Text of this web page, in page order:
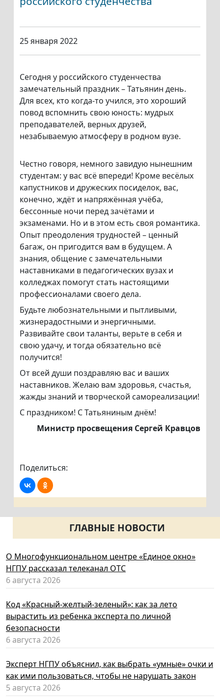
25 января 2022
Сегодня у российского студенчества
замечательный праздник – Татьянин день.
Для всех, кто когда-то учился, это хороший
повод вспомнить свою юность: мудрых
преподавателей, верных друзей,
незабываемую атмосферу в родном вузе.
Честно говоря, немного завидую нынешним
студентам: у вас всё впереди! Кроме весёлых
капустников и дружеских посиделок, вас,
конечно, ждёт и напряжённая учёба,
бессонные ночи перед зачётами и
экзаменами. Но и в этом есть своя романтика.
Опыт преодоления трудностей – ценный
багаж, он пригодится вам в будущем. А
знания, общение с замечательными
наставниками в педагогических вузах и
колледжах помогут стать настоящими
профессионалами своего дела.
Будьте любознательными и пытливыми,
жизнерадостными и энергичными.
Развивайте свои таланты, верьте в себя и
свою удачу, и тогда обязательно всё
получится!
От всей души поздравляю вас и ваших
наставников. Желаю вам здоровья, счастья,
жажды знаний и творческой самореализации!
С праздником! С Татьяниным днём!
Министр просвещения Сергей Кравцов
Поделиться:
ГЛАВНЫЕ НОВОСТИ
О Многофункциональном центре «Единое окно»
НГПУ рассказал телеканал ОТС
6 августа 2026
Код «Красный-желтый-зеленый»: как за лето
вырастить из ребенка эксперта по личной
безопасности
6 августа 2026
Эксперт НГПУ объяснил, как выбрать «умные» очки и
как ими пользоваться, чтобы не нарушать закон
5 августа 2026